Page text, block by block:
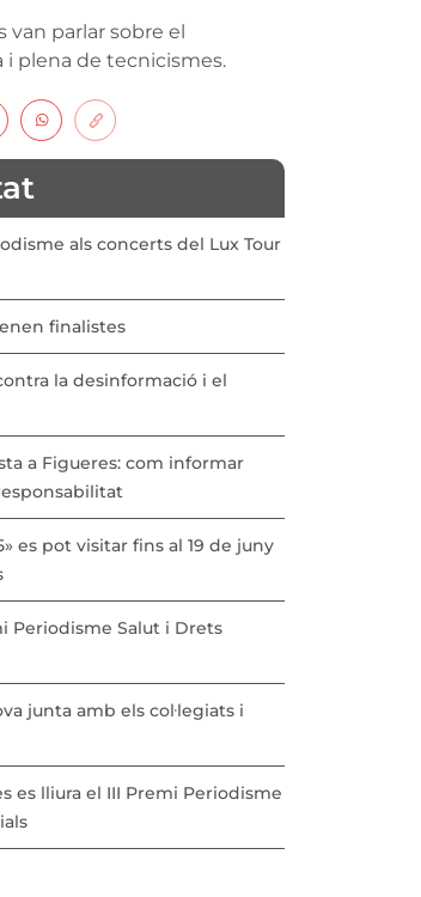
van parlar sobre el
i plena de tecnicismes.
als concerts del Lux Tour
finalistes
la desinformació i el
a Figueres: com informar
es pot visitar fins al 19 de juny
Periodisme Salut i Drets
junta amb els col·legiats i
es lliura el III Premi Periodisme